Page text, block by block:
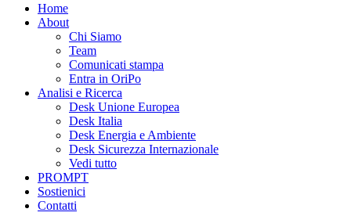
Home
About
Chi Siamo
Team
Comunicati stampa
Entra in OriPo
Analisi e Ricerca
Desk Unione Europea
Desk Italia
Desk Energia e Ambiente
Desk Sicurezza Internazionale
Vedi tutto
PROMPT
Sostienici
Contatti